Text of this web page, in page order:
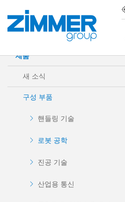
시작 제품 구성 부품
제품
새 소식
구성 부품
핸들링 기술
로봇 공학
진공 기술
산업용 통신